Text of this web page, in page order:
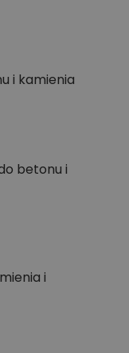
i kamienia
betonu i
i